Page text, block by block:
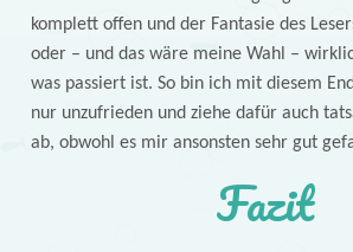
komplett offen und der Fantasie des
oder – und das wäre meine Wahl –
was passiert ist. So bin ich mit diesem
nur unzufrieden und ziehe dafür auch
ab, obwohl es mir ansonsten sehr gut
Fazit